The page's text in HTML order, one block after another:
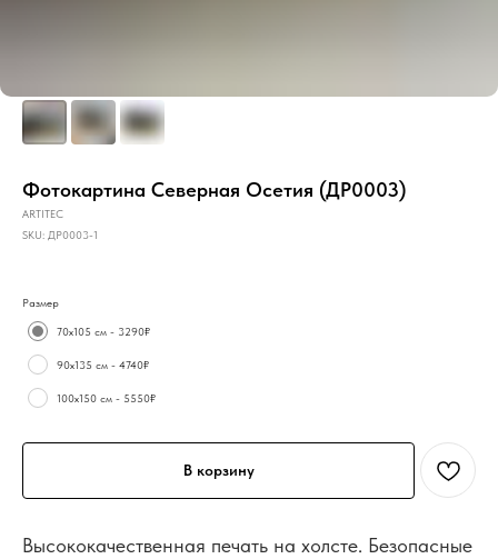
Фотокартина Северная Осетия (ДР0003)
ARTITEC
SKU: ДР0003-1
Размер
70х105 см - 3290₽
90х135 см - 4740₽
100х150 см - 5550₽
В корзину
Высококачественная печать на холсте. Безопасные